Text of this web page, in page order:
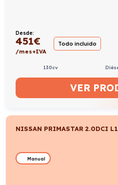
Desde:
451€
/mes+IVA
Todo incluido
130cv
VER
NISSAN PRIMASTAR 2.0DCI
Manual